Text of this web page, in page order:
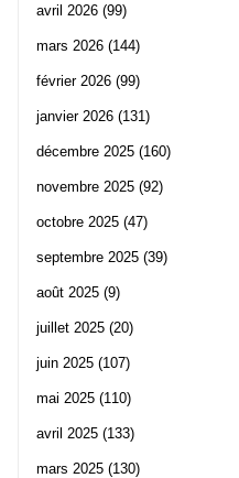
avril 2026 (99)
mars 2026 (144)
février 2026 (99)
janvier 2026 (131)
décembre 2025 (160)
novembre 2025 (92)
octobre 2025 (47)
septembre 2025 (39)
août 2025 (9)
juillet 2025 (20)
juin 2025 (107)
mai 2025 (110)
avril 2025 (133)
mars 2025 (130)